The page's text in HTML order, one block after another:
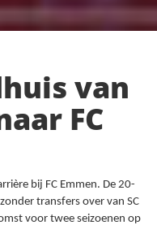
van
FC
bij FC Emmen. De 20-
transfers over van SC
voor twee seizoenen op